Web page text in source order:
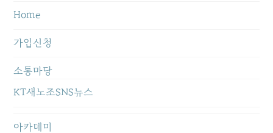
Home
가입신청
소통마당
KT새노조SNS뉴스
아카데미